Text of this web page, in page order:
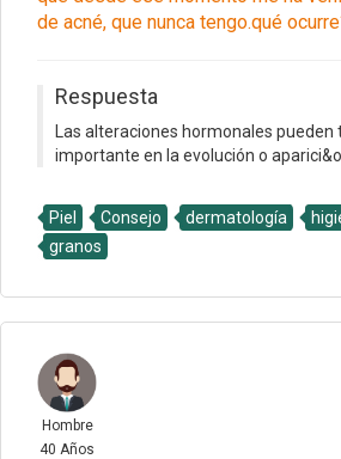
de acné, que nunca tengo.qué
Respuesta
Las alteraciones hormonales
importante en la evolución o
Piel Consejo dermatología
granos
Hombre
40 Años